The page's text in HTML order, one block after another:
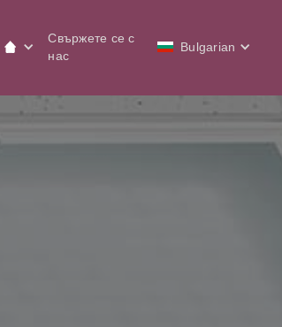
Свържете се с
нас
Bulgarian